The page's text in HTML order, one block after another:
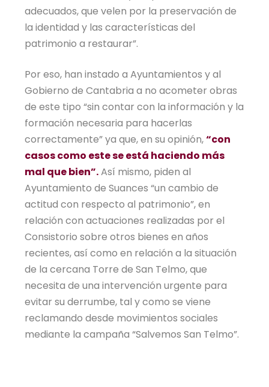
adecuados, que velen por la preservación de
la identidad y las características del
patrimonio a restaurar”.
Por eso, han instado a Ayuntamientos y al
Gobierno de Cantabria a no acometer obras
de este tipo “sin contar con la información y la
formación necesaria para hacerlas
correctamente” ya que, en su opinión,“con
casos como este se está haciendo más
mal que bien”.Así mismo, piden al
Ayuntamiento de Suances “un cambio de
actitud con respecto al patrimonio”, en
relación con actuaciones realizadas por el
Consistorio sobre otros bienes en años
recientes, así como en relación a la situación
de la cercana Torre de San Telmo, que
necesita de una intervención urgente para
evitar su derrumbe, tal y como se viene
reclamando desde movimientos sociales
mediante la campaña “Salvemos San Telmo”.